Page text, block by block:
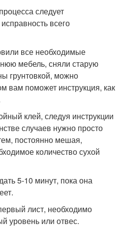
следует
всего
все необходимые
мебель, сняли старую
грунтовкой, можно
вам поможет инструкция, как
клей, следуя инструкции
случаев нужно просто
постоянно мешая,
количество сухой
5-10 минут, пока она
лист, необходимо
уровень или отвес.